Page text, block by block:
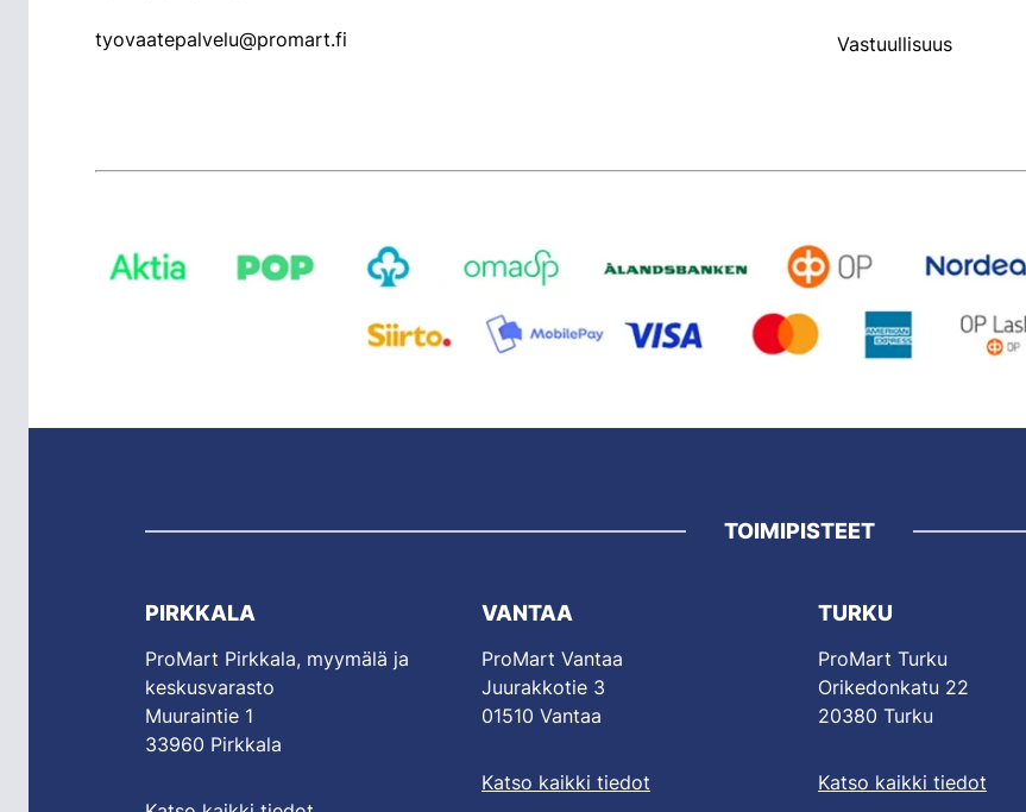
tyovaatepalvelu@promart.fi Vastuullisuus
TOIMIPISTEET
PIRKKALA
ProMart Pirkkala, myymälä ja
keskusvarasto
Muuraintie 1
33960 Pirkkala
VANTAA
ProMart Vantaa
Juurakkotie 3
01510 Vantaa
Katso kaikki tiedot
TURKU
ProMart Turku
Orikedonkatu 22
20380 Turku
Katso kaikki tiedot